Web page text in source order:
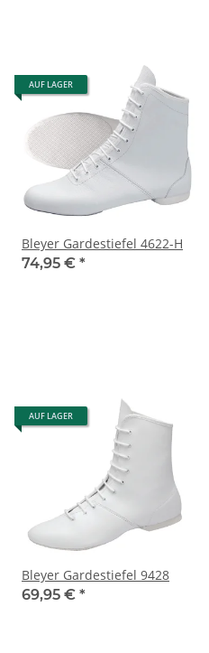
AUF LAGER
Bleyer Gardestiefel 4622-H
74,95 € *
AUF LAGER
Bleyer Gardestiefel 9428
69,95 € *